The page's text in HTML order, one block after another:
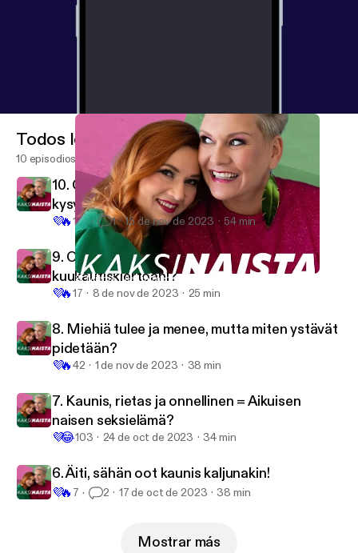
8. Miehiä tulee ja menee, mutta miten ystävät pidetään?
Kaksinaista
Todos los episodios
10 episodios
10. Q & A: “En olis ite välttämättä viitsinyt
kysyä näitä joltain podcast-hostilta”
💜🔥161 1 15 de nov de 2023 54 min
9. Olenko huono nainen, kun en tunne
kuukautiskiertoani?
💜🔥17 8 de nov de 2023 25 min
8. Miehiä tulee ja menee, mutta miten ystävät
pidetään?
💜🔥42 1 de nov de 2023 38 min
7. Kaunis, rietas ja onnellinen = Aikuisen
naisen seksielämä?
💜😂103 24 de oct de 2023 34 min
6. Äiti, sähän oot kaunis kaljunakin!
💜🔥 7 2 17 de oct de 2023 38 min
Mostrar más